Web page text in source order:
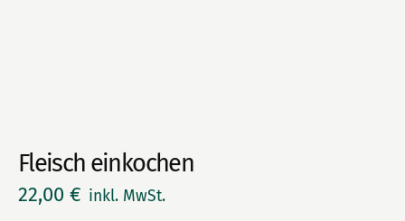
Fleisch einkochen
22,00 € inkl. MwSt.